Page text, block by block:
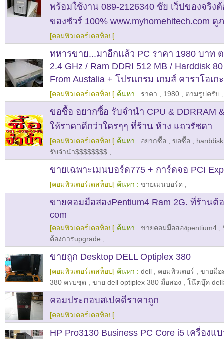
พร้อมใช้งาน 089-2126340 ชัย เว็ปของจริง
ของชัวร์ 100% www.myhomehitech.com
[คอมพิวเตอร์เดสท็อป]
ทหารขาย...มาอีกแล้ว PC ราคา 1980 บาท
2.4 GHz / Ram DDRI 512 MB / Harddisk
From Austalia + โปรแกรม เกมส์ คาราโอเก
[คอมพิวเตอร์เดสท็อป] ค้นหา : ราคา 1980 ตามรูปครับ
ขอซื้อ อยากซื้อ รับจำนำ CPU & DDRRAM
ให้ราคาดีกว่าใครๆๆ ที่ร้าน ห้าง แถวรัชดา
[คอมพิวเตอร์เดสท็อป] ค้นหา : อยากซื้อ ขอซื้อ harddisk
รับจำนำ$$$$$$$$
ขายเฉพาะเมนบอร์ด775 + การ์ดจอ PCI
[คอมพิวเตอร์เดสท็อป] ค้นหา : ขายเมนบอร์ด
ขายคอมมือสองPentium4 Ram 2G. ที่ร้านต้
com
[คอมพิวเตอร์เดสท็อป] ค้นหา : ขายคอมมือสองpentium4
ต้องการupgrade
ขายถูก Desktop DELL Optiplex 380
[คอมพิวเตอร์เดสท็อป] ค้นหา : dell คอมพิวเตอร์
ขายมือ
380 ครบชุด
ขาย dell optiplex 380 มือสอง โน๊ตบุ๊ค
คอมประกอบสเปคดีราคาถูก
[คอมพิวเตอร์เดสท็อป]
HP Pro3130 Business PC Core i5 เครื่องแ